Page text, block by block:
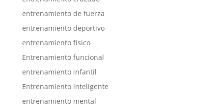
entrenamiento de fuerza
entrenamiento deportivo
entrenamiento físico
Entrenamiento funcional
entrenamiento infantil
Entrenamiento inteligente
entrenamiento mental